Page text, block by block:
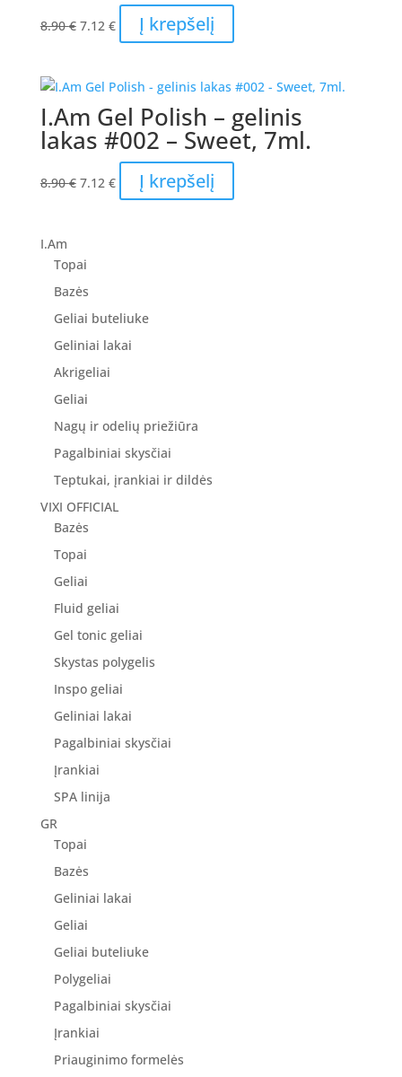
8.90€ Original
8.90 €.
7.12 €Current
price
7.12 €.
Į krepšelį
I.Am Gel Polish – gelinis
lakas #002 – Sweet, 7ml.
8.90€ Original
7.12 €Current
price
Į krepšelį
I.Am
Topai
Bazės
Geliai buteliuke
Geliniai lakai
Akrigeliai
Geliai
Nagų ir odelių priežiūra
Pagalbiniai skysčiai
Teptukai, įrankiai ir dildės
VIXI OFFICIAL
Bazės
Topai
Geliai
Fluid geliai
Gel tonic geliai
Skystas polygelis
Inspo geliai
Geliniai lakai
Pagalbiniai skysčiai
Įrankiai
SPA linija
GR
Topai
Bazės
Geliniai lakai
Geliai
Geliai buteliuke
Polygeliai
Pagalbiniai skysčiai
Įrankiai
Priauginimo formelės